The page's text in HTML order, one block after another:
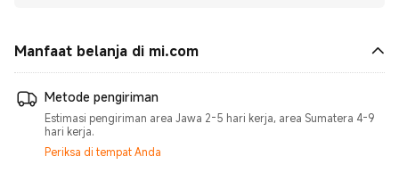
Manfaat belanja di mi.com
Metode pengiriman
Estimasi pengiriman area Jawa 2-5 hari kerja, area Sumatera 4-9
hari kerja.
Periksa di tempat Anda